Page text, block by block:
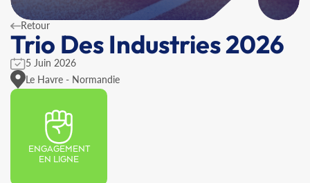
Retour
Trio Des Industries 2026
5 Juin 2026
Le Havre - Normandie
ENGAGEMENT
EN LIGNE